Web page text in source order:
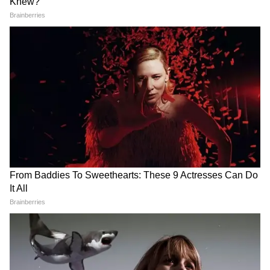
इन पांच पुलिसवालों ने लगा दी थी जान की बाजी, अब
मिला इनाम
राजस्थान की राजनीति, बजट निर्णयों, पर्यटन, शिक्षा-
रोजगार और मौसम से जुड़ी सबसे जरूरी खबरें पढ़ें। जयपुर
से लेकर जोधपुर और उदयपुर तक की ज़मीनी रिपोर्ट्स और
ताज़ा अपडेट्स पाने के लिएRajasthan News in
Hindiसेक्शन फॉलो करें — तेज़ और विश्वसनीय राज्य
समाचार सिर्फ Asianet News Hindi पर।